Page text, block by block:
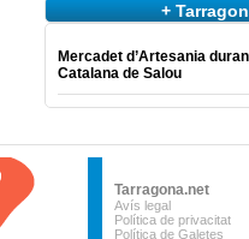
+
Mercadet d’Artesania
Catalana de Salou
Tarragona.net
Avís legal
Política de privacitat
Política de Galetes